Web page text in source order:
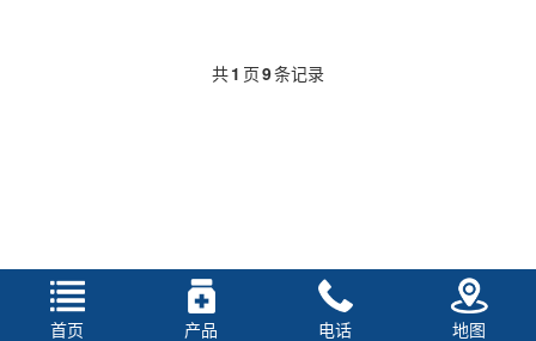
共1 页9条记录
首页 产品 电话 地图